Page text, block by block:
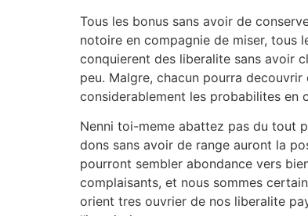
Tous les bonus sans avoir de
notoire en compagnie de miser, tous
conquierent des liberalite sans avoir
peu. Malgre, chacun pourra
considerablement les probabilites en
Nenni toi-meme abattez pas du tout
dons sans avoir de range auront la
pourront sembler abondance vers
complaisants, et nous sommes
orient tres ouvrier de nos liberalite